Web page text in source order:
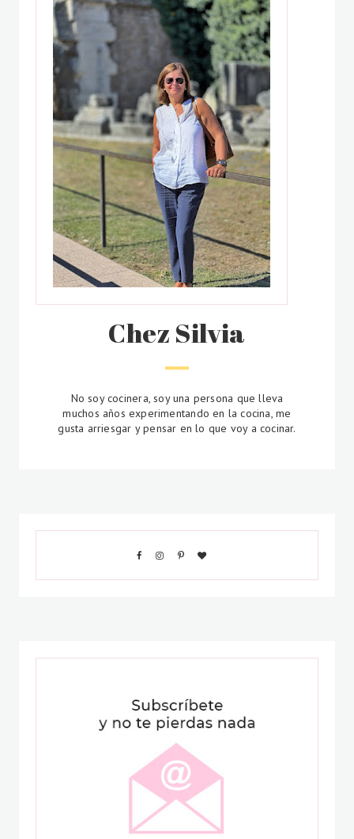
Chez Silvia
No soy cocinera, soy una persona que lleva
muchos años experimentando en la cocina, me
gusta arriesgar y pensar en lo que voy a cocinar.